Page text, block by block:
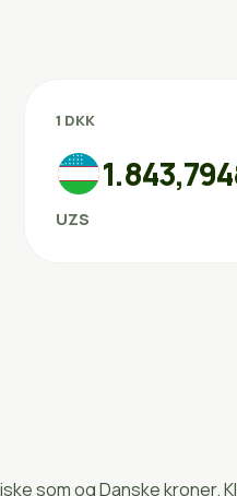
1 DKK
UZS
som og Danske kroner.